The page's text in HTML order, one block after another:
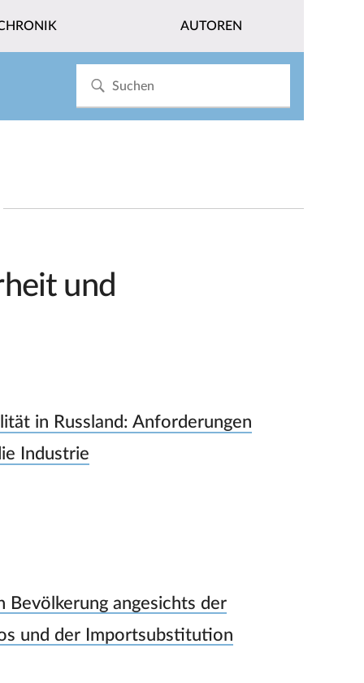
AUTOREN
und
in Russland: Anforderungen
Industrie
Bevölkerung angesichts der
und der Importsubstitution